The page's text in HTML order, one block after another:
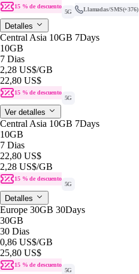
15 % de descuento
5G
Llamadas/SMS(+376)
Detalles
Central Asia 10GB 7Days
10GB
7 Dias
2,28 US$/GB
22,80 US$
15 % de descuento
5G
Ver detalles
Central Asia 10GB 7Days
10GB
7 Dias
22,80 US$
2,28 US$/GB
15 % de descuento
5G
Detalles
Europe 30GB 30Days
30GB
30 Dias
0,86 US$/GB
25,80 US$
15 % de descuento
5G